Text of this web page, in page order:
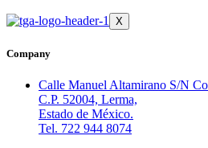
X
Company
Calle Manuel Altamirano S/N
C.P. 52004, Lerma,
Estado de México.
Tel. 722 944 8074